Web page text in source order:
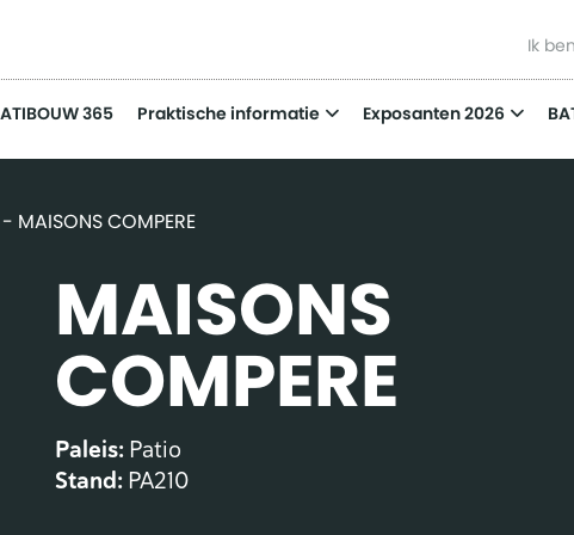
Ik ben
365 Praktische informatie Exposanten 2026
- MAISONS COMPERE
MAISONS
COMPERE
Paleis: Patio
Stand: PA210